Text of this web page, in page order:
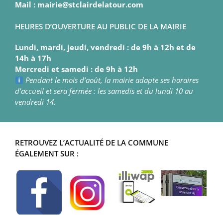
Mail : mairie@stclairdelatour.com
HEURES D’OUVERTURE AU PUBLIC DE LA MAIRIE
Lundi, mardi, jeudi, vendredi : de 9h à 12h et de
14h à 17h
Mercredi et samedi : de 9h à 12h
Pendant le mois d’août, la mairie adapte ses horaires
d’accueil et sera fermée : les samedis et du lundi 10 au
vendredi 14.
RETROUVEZ L’ACTUALITÉ DE LA COMMUNE
ÉGALEMENT SUR :